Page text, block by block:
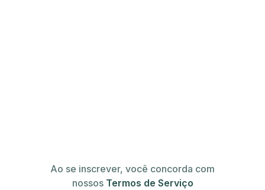
Ao se inscrever, você concorda com
nossos Termos de Serviço